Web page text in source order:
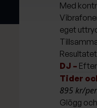
Med
eget
DJ –
Tider
895 kr/
Glögg